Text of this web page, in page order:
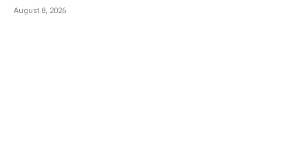
August 8, 2026